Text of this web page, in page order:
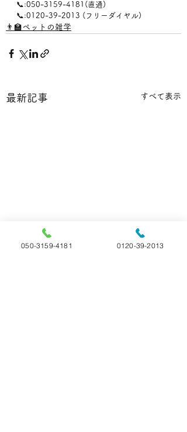
📞:050-3159-4181(直通)
📞:0120-39-2013 (フリーダイヤル)
👨‍🏫ペットの雑学
最新記事 すべて表示
050-3159-4181 0120-39-2013